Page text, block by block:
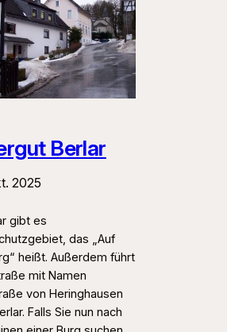
Berlar
2025
gibt es
das „Auf
heißt. Außerdem führt
mit Namen
von Heringhausen
Falls Sie nun nach